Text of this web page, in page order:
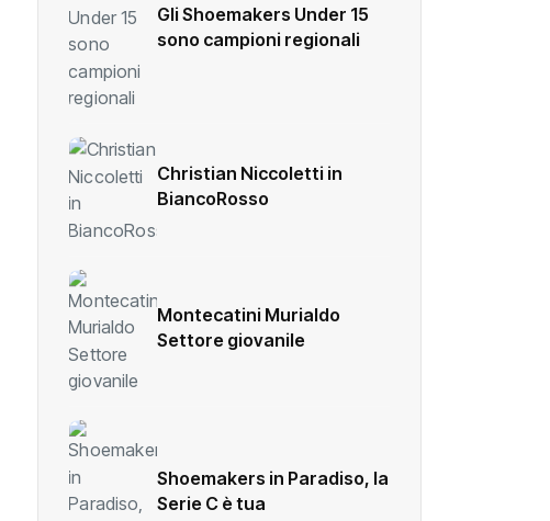
Gli Shoemakers Under 15
sono campioni regionali
Christian Niccoletti in
BiancoRosso
Montecatini Murialdo
Settore giovanile
Shoemakers in Paradiso, la
Serie C è tua